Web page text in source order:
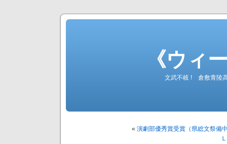
《ウィ
文武不岐 ! 倉敷青陵
« 演劇部優秀賞受賞（県総文祭備